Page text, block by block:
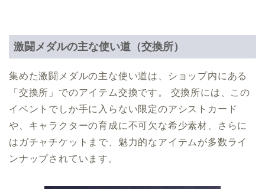
激闘メダルの主な使い道（交換所）
集めた激闘メダルの主な使い道は、ショップ内にある
「交換所」でのアイテム交換です。 交換所には、この
イベントでしか手に入らない限定のアシストカード
や、キャラクターの育成に不可欠な希少素材、さらに
はガチャチケットまで、魅力的なアイテムが多数ライ
ンナップされています。